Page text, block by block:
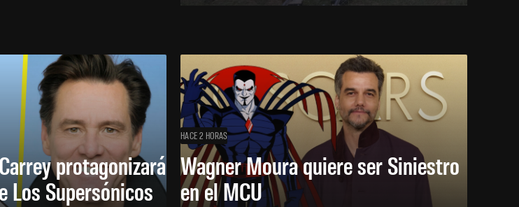
protagonizará
Los Supersónicos
HACE 2 HORAS
Wagner Moura quiere ser Siniestro
en el MCU